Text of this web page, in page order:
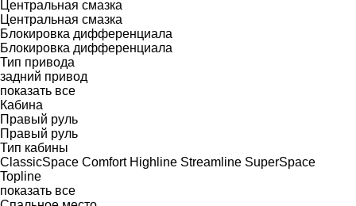
Центральная смазка
Центральная смазка
Блокировка дифференциала
Блокировка дифференциала
Тип привода
задний привод
показать все
Кабина
Правый руль
Правый руль
Тип кабины
ClassicSpace Comfort Highline Streamline SuperSpace
Topline
показать все